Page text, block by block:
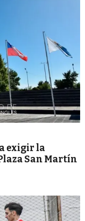
exigir la
San Martín